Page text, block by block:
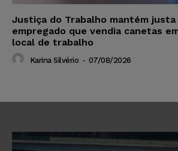
Justiça do Trabalho mantém justa
empregado que vendia canetas
local de trabalho
Karina Silvério - 07/08/2026